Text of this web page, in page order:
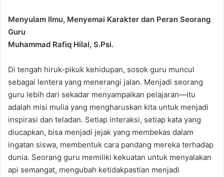
Menyulam Ilmu, Menyemai Karakter dan Peran Seorang
Guru
Muhammad Rafiq Hilal, S.Psi.
Di tengah hiruk-pikuk kehidupan, sosok guru muncul
sebagai lentera yang menerangi jalan. Menjadi seorang
guru lebih dari sekadar menyampaikan pelajaran—itu
adalah misi mulia yang mengharuskan kita untuk menjadi
inspirasi dan teladan. Setiap interaksi, setiap kata yang
diucapkan, bisa menjadi jejak yang membekas dalam
ingatan siswa, membentuk cara pandang mereka terhadap
dunia. Seorang guru memiliki kekuatan untuk menyalakan
api semangat, mengubah ketidakpastian menjadi